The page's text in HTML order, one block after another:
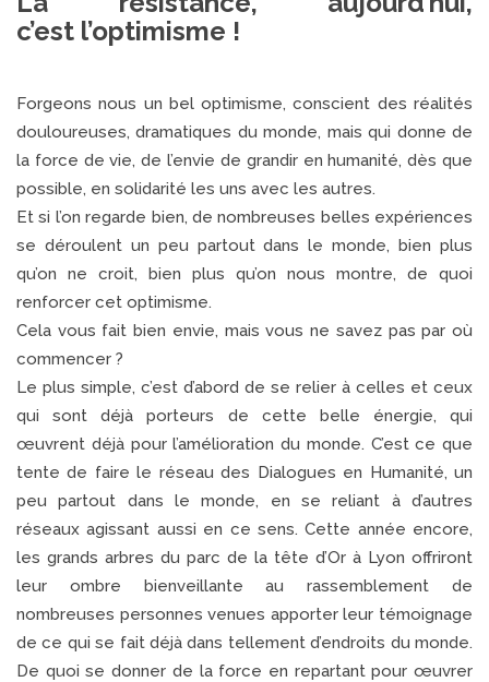
c’est l’optimisme !
Forgeons nous un bel optimisme, conscient des réalités
douloureuses, dramatiques du monde, mais qui donne de
la force de vie, de l’envie de grandir en humanité, dès que
possible, en solidarité les uns avec les autres.
Et si l’on regarde bien, de nombreuses belles expériences
se déroulent un peu partout dans le monde, bien plus
qu’on ne croit, bien plus qu’on nous montre, de quoi
renforcer cet optimisme.
Cela vous fait bien envie, mais vous ne savez pas par où
commencer ?
Le plus simple, c’est d’abord de se relier à celles et ceux
qui sont déjà porteurs de cette belle énergie, qui
œuvrent déjà pour l’amélioration du monde. C’est ce que
tente de faire le réseau des Dialogues en Humanité, un
peu partout dans le monde, en se reliant à d’autres
réseaux agissant aussi en ce sens. Cette année encore,
les grands arbres du parc de la tête d’Or à Lyon offriront
leur ombre bienveillante au rassemblement de
nombreuses personnes venues apporter leur témoignage
de ce qui se fait déjà dans tellement d’endroits du monde.
De quoi se donner de la force en repartant pour œuvrer